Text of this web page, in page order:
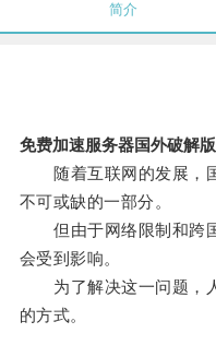
简介
免费加速服务器国外破解版
随着互联网的发展，国
不可或缺的一部分。
但由于网络限制和跨国
会受到影响。
为了解决这一问题，人
的方式。